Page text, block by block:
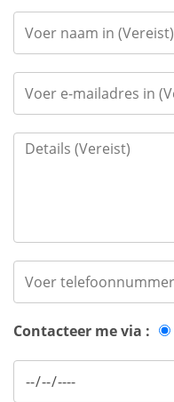
Contacteer me via :